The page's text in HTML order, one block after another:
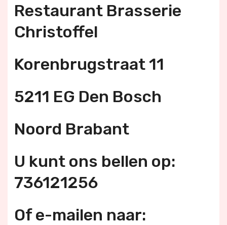
Restaurant Brasserie
Christoffel
Korenbrugstraat 11
5211 EG Den Bosch
Noord Brabant
U kunt ons bellen op:
736121256
Of e-mailen naar: